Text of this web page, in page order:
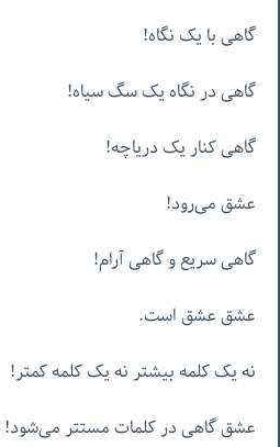
گاهی با یک نگاه!
گاهی در نگاه یک سگ سیاه!
گاهی کنار یک دریاچه!
عشق می‌رود!
گاهی سریع و گاهی آرام!
عشق عشق است.
نه یک کلمه بیشتر نه یک کلمه کمتر!
عشق گاهی در کلمات مستتر می‌شود!